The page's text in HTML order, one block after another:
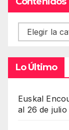
Contenidos
Lo Último
Euskal
al 26 de julio